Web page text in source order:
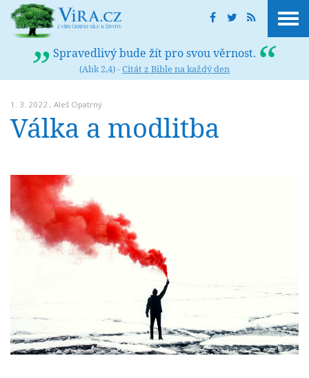
Spravedlivý bude žít pro svou věrnost.
(Abk 2,4) -Citát z Bible na každý den
1. 3. 2022 , Aleš Opatrný
Válka a modlitba